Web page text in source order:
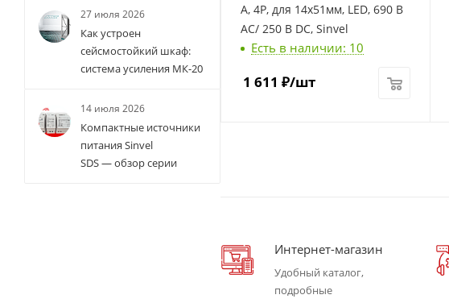
А, 4Р, для 14х51мм, LED, 690 B
AC/ 250 B DC, Sinvel
Есть в наличии: 10
1 611 ₽/шт
Интернет-магазин
Удобный каталог,
подробные
27 июля 2026
Как устроен
сейсмостойкий шкаф:
система усиления МК-20
14 июля 2026
Компактные источники
питания Sinvel
SDS — обзор серии